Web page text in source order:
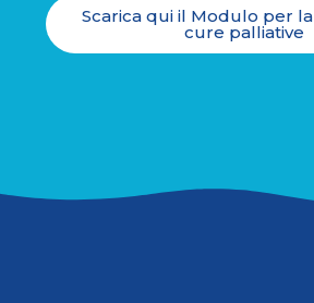
Scarica qui il Modulo per
cure palliative